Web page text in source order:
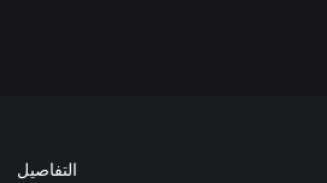
التفاصيل